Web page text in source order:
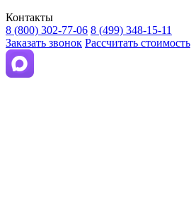
Контакты
8 (800) 302-77-06 8 (499) 348-15-11
Заказать звонок Рассчитать стоимость